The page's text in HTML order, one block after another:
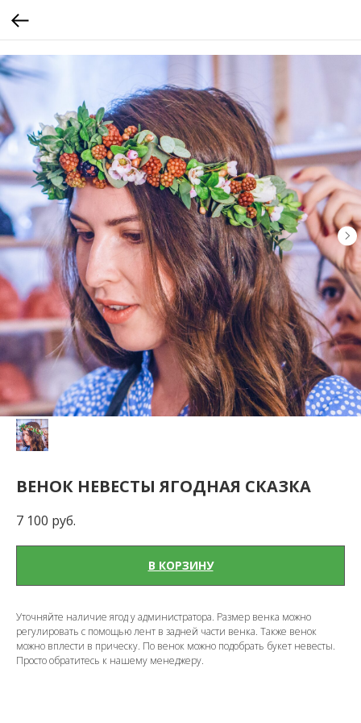
ВЕНОК НЕВЕСТЫ ЯГОДНАЯ СКАЗКА
7 100 руб.
В КОРЗИНУ
Уточняйте наличие ягод у администратора. Размер венка можно
регулировать с помощью лент в задней части венка. Также венок
можно вплести в прическу. По венок можно подобрать букет невесты.
Просто обратитесь к нашему менеджеру.